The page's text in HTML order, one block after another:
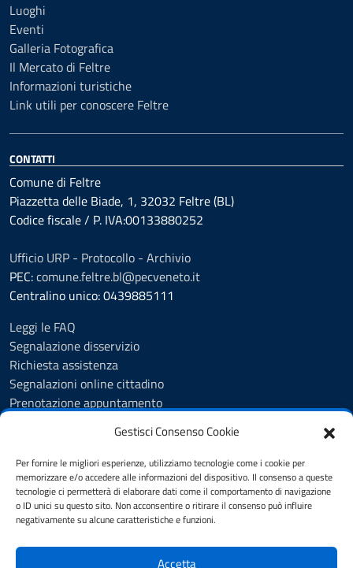
Gestisci Consenso Cookie
Per fornire le migliori esperienze, utilizziamo tecnologie come i cookie per
memorizzare e/o accedere alle informazioni del dispositivo. Il consenso a queste
tecnologie ci permetterà di elaborare dati come il comportamento di navigazione
o ID unici su questo sito. Non acconsentire o ritirare il consenso può influire
negativamente su alcune caratteristiche e funzioni.
Accetta
Luoghi
Eventi
Galleria Fotografica
Il Mercato di Feltre
Informazioni turistiche
Link utili per conoscere Feltre
CONTATTI
Comune di Feltre
Piazzetta delle Biade, 1, 32032 Feltre (BL)
Codice fiscale / P. IVA:00133880252
Ufficio URP - Protocollo - Archivio
PEC:comune.feltre.bl@pecveneto.it
Centralino unico: 0439885111
Leggi le FAQ
Segnalazione disservizio
Richiesta assistenza
Segnalazioni online cittadino
Prenotazione appuntamento
Amministrazione trasparente
Informativa privacy
Cookie Policy (UE)
Dichiarazione di accessibilità